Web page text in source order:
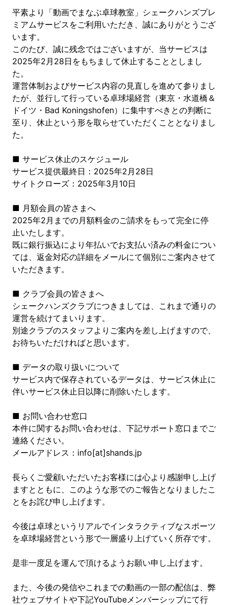
平素より「動画でまなぶ卓球教室」シェークハンズプレ
ミアムサービスをご利用いただき、誠にありがとうござ
います。
このたび、誠に残念ではございますが、当サービスは
2025年2月28日をもちまして休止することとしまし
た。
運営体制およびサービス内容の見直しを進めて参りまし
たが、並行して行っている卓球場経営（東京・水道橋＆
ドイツ・Bad Koningshofen）に集中すべきとの判断に
至り、休止という形を取らせていただくこととなりまし
た。
■ サービス休止のスケジュール
サービス提供最終日：2025年2月28日
サイトクローズ：2025年3月10日
■ 月額会員の皆さまへ
2025年2月までの月額料金のご請求をもって完全に停
止いたします。
既に銀行振込により年払いでお支払い済みの料金につい
ては、返金対応の詳細をメールにて個別にご案内させて
いただきます。
■ クラブ会員の皆さまへ
シェークハンズクラブにつきましては、これまで通りの
運営を続けてまいります。
別途クラブのスタッフよりご案内を差し上げますので、
お待ちいただければと思います。
■ データの取り扱いについて
サービス内で保存されているデータは、サービス休止に
伴いサービス休止日以降に削除いたします。
■ お問い合わせ窓口
本件に関するお問い合わせは、下記サポート窓口までご
連絡ください。
メールアドレス：info[at]shands.jp
長らくご愛顧いただいたお客様には心より感謝申し上げ
ますとともに、このような形でのご報告となりましたこ
とをお詫び申し上げます。
今後は卓球というリアルでインタラクティブなスポーツ
を卓球場経営という形で一層盛り上げていく所存です。
是非一度足を運んで頂けるようお願い申し上げます。
また、今後の発信やこれまでの動画の一部の配信は、弊
社ウェブサイトや下記YouTubeメンバーシップにて行